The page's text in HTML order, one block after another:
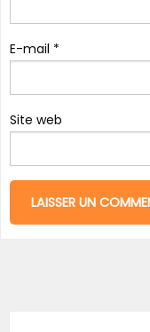
E-mail *
Site web